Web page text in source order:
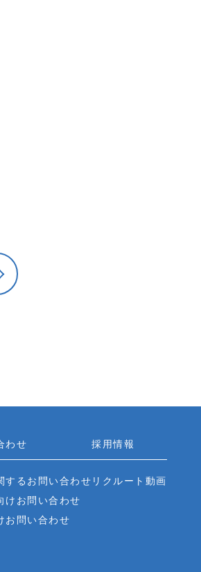
わせ
するお問い合わせ
けお問い合わせ
お問い合わせ
採用情報
リクルート動画